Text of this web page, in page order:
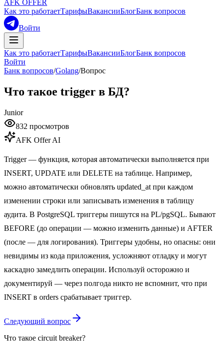
AFK OFFER
Как это работаетТарифыВакансииБлогБанк вопросов
Войти
Как это работаетТарифыВакансииБлогБанк вопросов
Войти
Банк вопросов/Golang/Вопрос
Что такое trigger в БД?
Junior
832 просмотров
AFK Offer AI
Trigger — функция, которая автоматически выполняется при
INSERT, UPDATE или DELETE на таблице. Например,
можно автоматически обновлять updated_at при каждом
изменении строки или записывать изменения в таблицу
аудита. В PostgreSQL триггеры пишутся на PL/pgSQL. Бывают
BEFORE (до операции — можно изменить данные) и AFTER
(после — для логирования). Триггеры удобны, но опасны: они
невидимы из кода приложения, усложняют отладку и могут
каскадно замедлить операции. Используй осторожно и
документируй — через полгода никто не вспомнит, что при
INSERT в orders срабатывает триггер.
Следующий вопрос
Что такое circuit breaker?